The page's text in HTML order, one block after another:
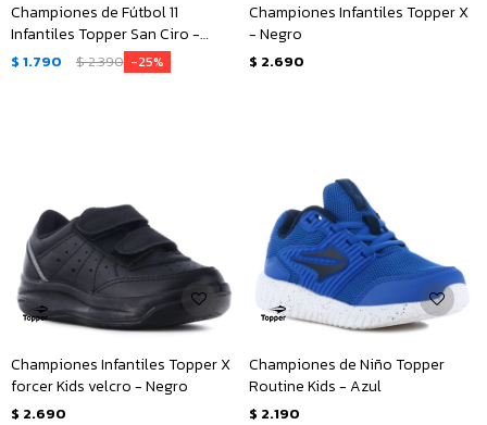
Championes de Fútbol 11
Infantiles Topper San Ciro -
Negro
$ 1.790 $2.390 25
Championes Infantiles Topper X
- Negro
$ 2.690
Championes Infantiles Topper X
forcer Kids velcro - Negro
$ 2.690
Championes de Niño Topper
Routine Kids - Azul
$ 2.190